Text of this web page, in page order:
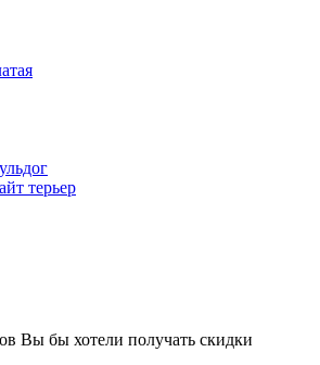
терьер
Вы бы хотели получать скидки